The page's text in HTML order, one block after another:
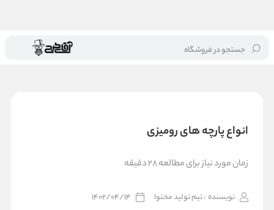
جستجو در فروشگاه خانه / بلاگ/ انواع پارچه های رومیزی
انواع پارچه های رومیزی
زمان مورد نیاز برای مطالعه 28 دقیقه
نویسنده : تیم تولید محتوا
1402/04/14